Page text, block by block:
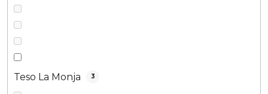
Teso La Monja 3